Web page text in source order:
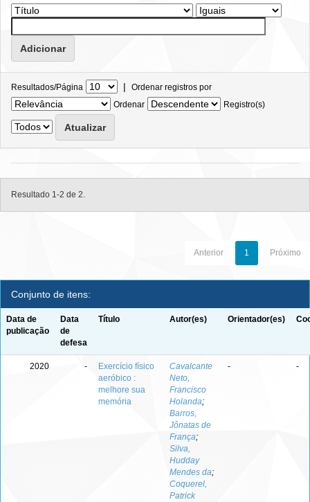
Resultados/Página | Ordenar registros por
Ordenar
Registro(s)
Resultado 1-2 de 2.
Anterior 1 Próximo
Conjunto de itens:
Data de
publicação
Data
de
defesa
Título Autor(es) Orientador(es)
2020 -
Exercício físico
aeróbico :
melhore sua
memória
Cavalcante
Neto,
Francisco
Holanda;
Barros,
Jônatas de
França;
Silva,
Hudday
Mendes da;
Coquerel,
Patrick
- -